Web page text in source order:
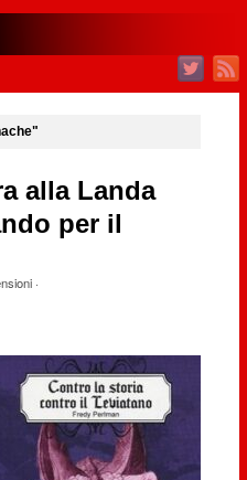
alla Landa
per il
·